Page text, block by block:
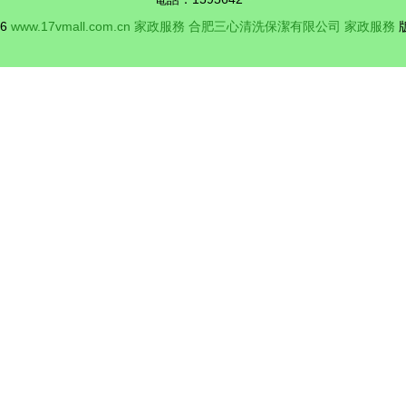
www.17vmall.com.cn 家政服務 合肥三心清洗保潔有限公司 家政服務